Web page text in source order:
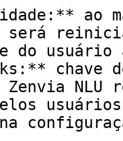
ao
será
do usuário
chave
NLU